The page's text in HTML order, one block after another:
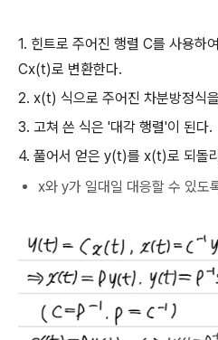
1. 힌트로 주어진 행렬 C를 사용
Cx(t)로 변환한다.
2. x(t) 식으로 주어진 차분방정식
3. 고쳐 쓴 식은 '대각 행렬'이 된다.
4. 풀어서 얻은 y(t)를 x(t)로 되돌
x와 y가 일대일 대응할 수 있도